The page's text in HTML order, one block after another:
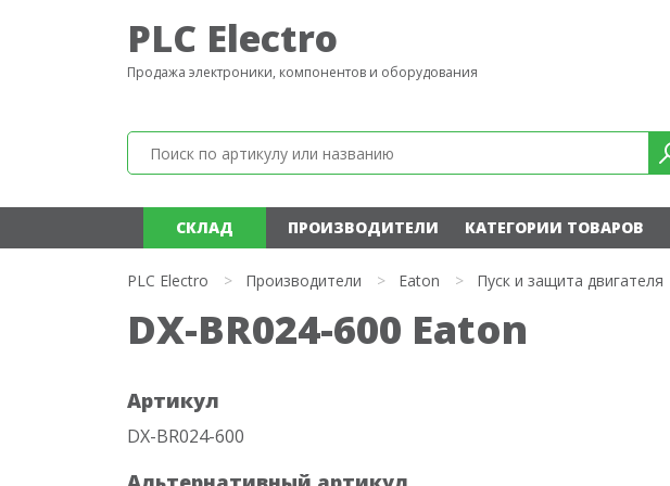
PLC Electro
Продажа электроники, компонентов и оборудования
СКЛАД ПРОИЗВОДИТЕЛИ КАТЕГОРИИ ТОВАРОВ
PLC Electro > Производители > Eaton > Пуск и защита двигателя
DX-BR024-600 Eaton
Артикул
DX-BR024-600